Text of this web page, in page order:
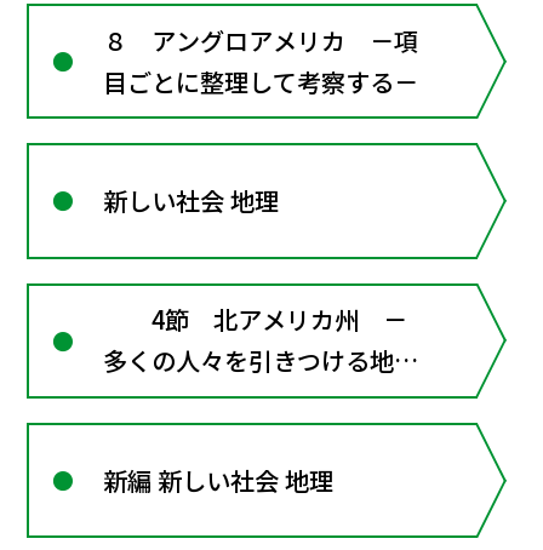
８ アングロアメリカ －項
目ごとに整理して考察する－
新しい社会 地理
4節 北アメリカ州 －
多くの人々を引きつける地域
－
新編 新しい社会 地理